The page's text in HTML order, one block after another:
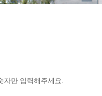
만 입력해주세요.